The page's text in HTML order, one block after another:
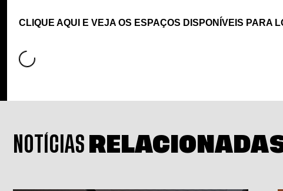
CLIQUE AQUI E VEJA OS ESPAÇOS DISPONÍVEIS PARA
NOTÍCIAS